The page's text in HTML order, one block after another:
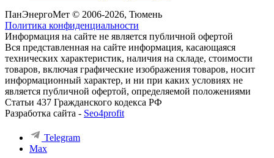
ПанЭнергоМет © 2006-2026, Тюмень
Политика конфиденциальности
Информация на сайте не является публичной офертой
Вся представленная на сайте информация, касающаяся
технических характеристик, наличия на складе, стоимости
товаров, включая графические изображения товаров, носит
информационный характер, и ни при каких условиях не
является публичной офертой, определяемой положениями
Статьи 437 Гражданского кодекса РФ
Разработка сайта - Seo4profit
Telegram
Max